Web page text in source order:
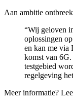
Aan ambitie
“Wij geloven
oplossingen
en kan me via
komst van
testgebied
regelgeving
Meer informatie?